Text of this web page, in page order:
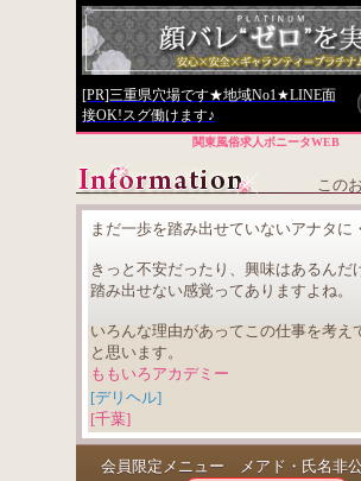
[PR]三重県穴場です★地域No1★LINE面
接OK!スグ働けます♪
関東風俗求人ボニータWEB
この
まだ一歩を踏み出せていないアナタに
きっと不安だったり、興味はあるんだ
踏み出せない感覚ってありますよね。
いろんな理由があってこの仕事を考え
と思います。
ももいろアカデミー
[デリヘル]
[千葉]
会員限定メニュー メアド・氏名非公